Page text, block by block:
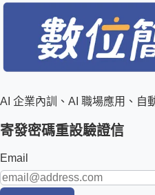
AI 企業內訓、AI 職場應用、自
寄發密碼重設驗證信
Email